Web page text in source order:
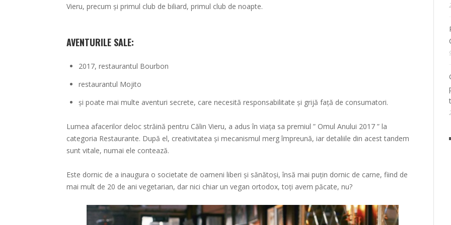
Vieru, precum și primul club de biliard, primul club de noapte.
AVENTURILE SALE:
2017, restaurantul Bourbon
restaurantul Mojito
și poate mai multe aventuri secrete, care necesită responsabilitate și grijă față de consumatori.
Lumea afacerilor deloc străină pentru Călin Vieru, a adus în viața sa premiul ” Omul Anului 2017 ” la
categoria Restaurante. După el, creativitatea și mecanismul merg împreună, iar detaliile din acest tandem
sunt vitale, numai ele contează.
Este dornic de a inaugura o societate de oameni liberi și sănătoși, însă mai puțin dornic de carne, fiind de
mai mult de 20 de ani vegetarian, dar nici chiar un vegan ortodox, toți avem păcate, nu?